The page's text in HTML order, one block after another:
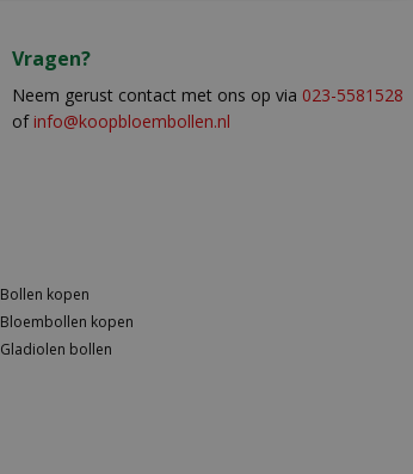
Vragen?
Neem gerust contact met ons op via 023-5581528
of info@koopbloembollen.nl
Bollen kopen
Bloembollen kopen
Gladiolen bollen